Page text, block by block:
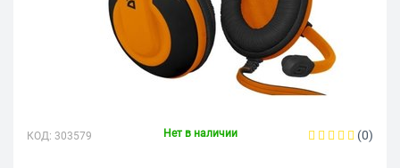
КОД: 303579 Нет в наличии (0)